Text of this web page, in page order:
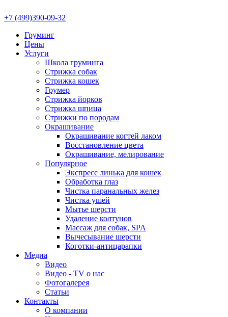
+7 (499)390-09-32
Груминг
Цены
Услуги
Школа груминга
Стрижка собак
Стрижка кошек
Грумер
Стрижка йорков
Стрижка шпица
Стрижки по породам
Окрашивание
Окрашивание когтей лаком
Восстановление цвета
Окрашивание, мелирование
Популярное
Экспресс линька для кошек
Обработка глаз
Чистка паранальных желез
Чистка ушей
Мытье шерсти
Удаление колтунов
Массаж для собак, SPA
Вычесывание шерсти
Коготки-антицарапки
Медиа
Видео
Видео - TV о нас
Фотогалерея
Статьи
Контакты
О компании